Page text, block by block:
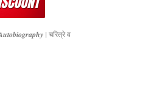
| चरित्रे व